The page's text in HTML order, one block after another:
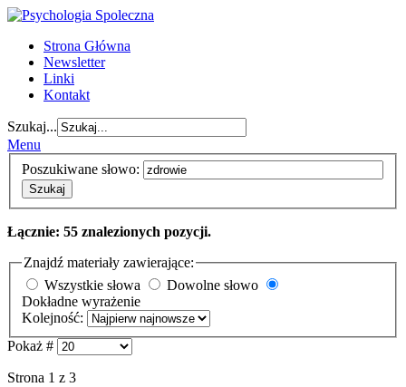
Strona Główna
Newsletter
Linki
Kontakt
Szukaj...
Menu
Poszukiwane słowo:
Szukaj
Łącznie: 55 znalezionych pozycji.
Znajdź materiały zawierające:
Wszystkie słowa
Dowolne słowo
Dokładne wyrażenie
Kolejność:
Pokaż #
Strona 1 z 3